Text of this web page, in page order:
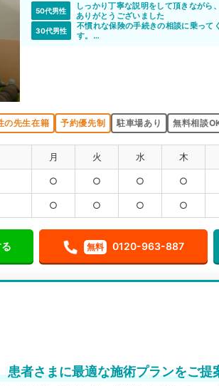
50代男性
しっかり丁寧な説明をして頂きながら
ありがとうございました
30代男性
不慣れな保険の手続きの相談に乗って
す。
の先生在籍 予約優先制 駐車場あり 無料相談
月 火 水 木
○ ○ ○ ○
○ ○ ○ ○
無料 0120-963-887
患者さまに最適な施術プランをご提